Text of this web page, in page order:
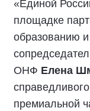
«Единой
площадке
образованию и
ОНФ Елена
премиальной